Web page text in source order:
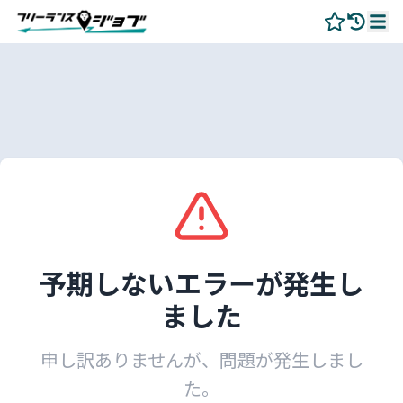
予期しないエラーが発生し
ました
申し訳ありませんが、問題が発生しまし
た。